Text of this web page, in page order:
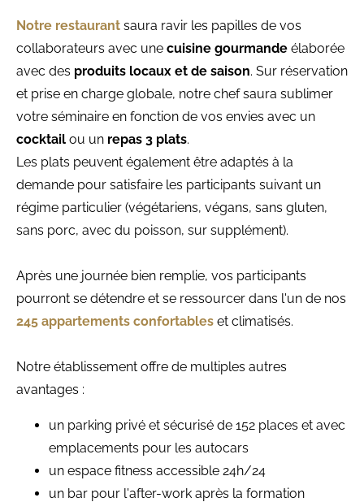
Notre restaurant saura ravir les papilles de vos
collaborateurs avec une cuisine gourmande élaborée
avec des produits locaux et de saison. Sur réservation
et prise en charge globale, notre chef saura sublimer
votre séminaire en fonction de vos envies avec un
cocktail ou un repas 3 plats.
Les plats peuvent également être adaptés à la
demande pour satisfaire les participants suivant un
régime particulier (végétariens, végans, sans gluten,
sans porc, avec du poisson, sur supplément).
Après une journée bien remplie, vos participants
pourront se détendre et se ressourcer dans l'un de nos
245 appartements confortables et climatisés.
Notre établissement offre de multiples autres
avantages :
un parking privé et sécurisé de 152 places et avec
emplacements pour les autocars
un espace fitness accessible 24h/24
un bar pour l'after-work après la formation